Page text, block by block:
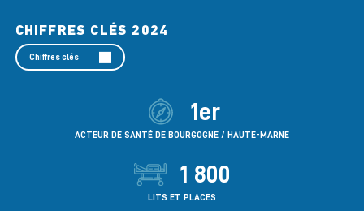
CHIFFRES CLÉS 2024
Chiffres clés
1er
ACTEUR DE SANTÉ DE BOURGOGNE / HAUTE-MARNE
1 800
LITS ET PLACES